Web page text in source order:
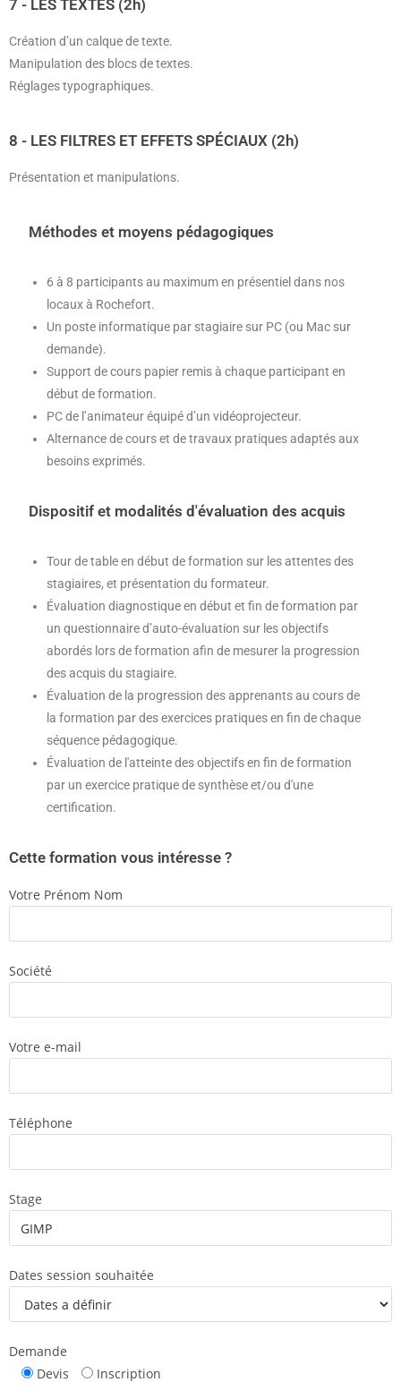
7 - LES TEXTES (2h)
Création d’un calque de texte.
Manipulation des blocs de textes.
Réglages typographiques.
8 - LES FILTRES ET EFFETS SPÉCIAUX (2h)
Présentation et manipulations.
Méthodes et moyens pédagogiques
6 à 8 participants au maximum en présentiel dans nos
locaux à Rochefort.
Un poste informatique par stagiaire sur PC (ou Mac sur
demande).
Support de cours papier remis à chaque participant en
début de formation.
PC de l’animateur équipé d’un vidéoprojecteur.
Alternance de cours et de travaux pratiques adaptés aux
besoins exprimés.
Dispositif et modalités d'évaluation des acquis
Tour de table en début de formation sur les attentes des
stagiaires, et présentation du formateur.
Évaluation diagnostique en début et fin de formation par
un questionnaire d’auto-évaluation sur les objectifs
abordés lors de formation afin de mesurer la progression
des acquis du stagiaire.
Évaluation de la progression des apprenants au cours de
la formation par des exercices pratiques en fin de chaque
séquence pédagogique.
Évaluation de l'atteinte des objectifs en fin de formation
par un exercice pratique de synthèse et/ou d'une
certification.
Cette formation vous intéresse ?
Votre Prénom Nom
Société
Votre e-mail
Téléphone
Stage
Dates session souhaitée
Demande
Devis
Inscription